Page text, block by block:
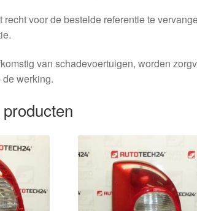
recht voor de bestelde referentie te
van schadevoertuigen, worden
werking.